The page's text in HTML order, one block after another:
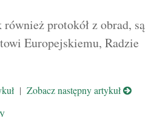
protokół z obrad, są
Europejskiemu, Radzie
| Zobacz następny artykuł